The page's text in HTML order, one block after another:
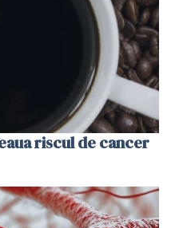
riscul de cancer